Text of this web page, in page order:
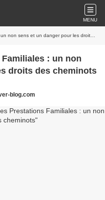
MENU
et un danger pour les droits des cheminots
: un non
droits des cheminots
blog.com